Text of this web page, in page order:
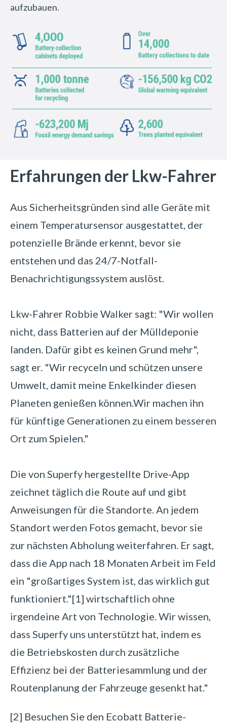
aufzubauen.
Erfahrungen der Lkw-Fahrer
Aus Sicherheitsgründen sind alle Geräte mit
einem Temperatursensor ausgestattet, der
potenzielle Brände erkennt, bevor sie
entstehen und das 24/7-Notfall-
Benachrichtigungssystem auslöst.
Lkw-Fahrer Robbie Walker sagt: "Wir wollen
nicht, dass Batterien auf der Mülldeponie
landen. Dafür gibt es keinen Grund mehr",
sagt er. "Wir recyceln und schützen unsere
Umwelt, damit meine Enkelkinder diesen
Planeten genießen können.Wir machen ihn
für künftige Generationen zu einem besseren
Ort zum Spielen."
Die von Superfy hergestellte Drive-App
zeichnet täglich die Route auf und gibt
Anweisungen für die Standorte. An jedem
Standort werden Fotos gemacht, bevor sie
zur nächsten Abholung weiterfahren. Er sagt,
dass die App nach 18 Monaten Arbeit im Feld
ein "großartiges System ist, das wirklich gut
funktioniert."[1] wirtschaftlich ohne
irgendeine Art von Technologie. Wir wissen,
dass Superfy uns unterstützt hat, indem es
die Betriebskosten durch zusätzliche
Effizienz bei der Batteriesammlung und der
Routenplanung der Fahrzeuge gesenkt hat."
[2] Besuchen Sie den Ecobatt Batterie-